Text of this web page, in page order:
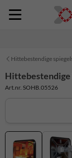
Hittebestendige
Hittebestendige
Art.nr. SOHB.05526